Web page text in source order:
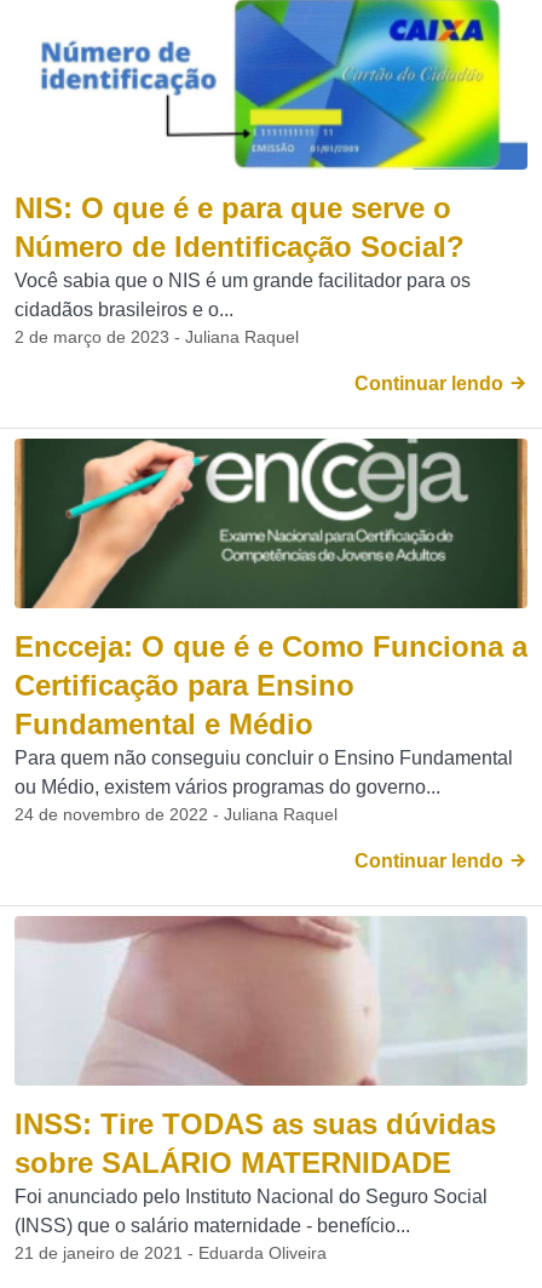
NIS: O que é e para que serve o
Número de Identificação Social?
Você sabia que o NIS é um grande facilitador para os
cidadãos brasileiros e o...
2 de março de 2023 - Juliana Raquel
Continuar lendo
Encceja: O que é e Como Funciona a
Certificação para Ensino
Fundamental e Médio
Para quem não conseguiu concluir o Ensino Fundamental
ou Médio, existem vários programas do governo...
24 de novembro de 2022 - Juliana Raquel
Continuar lendo
INSS: Tire TODAS as suas dúvidas
sobre SALÁRIO MATERNIDADE
Foi anunciado pelo Instituto Nacional do Seguro Social
(INSS) que o salário maternidade - benefício...
21 de janeiro de 2021 - Eduarda Oliveira